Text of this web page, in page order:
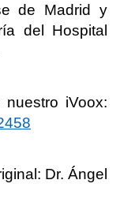
de Madrid y
del Hospital
iVoox:
Dr. Ángel